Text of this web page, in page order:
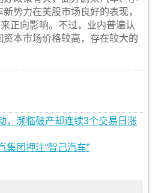
势力在美股市场良好的表现，
正向影响。不过，业内普遍认
本市场价格较高，存在较大的
，濒临破产却连续3个交易日涨
集团押注“智己汽车”